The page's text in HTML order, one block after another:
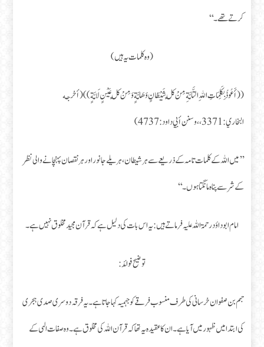
کرتے تھے۔‘‘
(وہ کلمات یہ ہیں)
((أَعُوذُ بِكَلِمَاتِ اللهِ التَّامَّةِ مِنْ كُلِّ شَيْطَانٍ وَهَامَّةٍ وَمِنْ كُلِّ عَيْنٍ لَامَّةٍ)) (أخرجه
البخاري:3371،، وسنن أبي داود:4737)
’’میں اللہ کے کلمات تامہ کے ذریعے سے ہر شیطان، ہریلے جانور اور ہر نقصان پہنچانےوالی نظر
کے شر سے پناہ مانگتا ہوں ۔‘‘
امام ابوداؤد رحمۃ اللہ علیہ فرماتے ہیں: یہ اس بات کی دلیل ہے کہ قرآن مجید مخلوق نہیں ہے۔
توضیح فوائد:
جہم بن صفوان خرسانی کی طرف منسوب فرقے کو جہمیہ کہا جاتا ہے۔ یہ فرقہ دوسری صدی ہجری
کی ابتدا میں ظہور میں آیا ہے۔ ان کا عقیدہ یہ تھا کہ قرآن اللہ کی مخلوق ہے۔ وہ صفات الہی کے